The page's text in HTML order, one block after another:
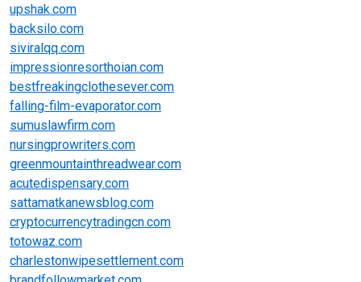
upshak.com
backsilo.com
siviralqq.com
impressionresorthoian.com
bestfreakingclothesever.com
falling-film-evaporator.com
sumuslawfirm.com
nursingprowriters.com
greenmountainthreadwear.com
acutedispensary.com
sattamatkanewsblog.com
cryptocurrencytradingcn.com
totowaz.com
charlestonwipesettlement.com